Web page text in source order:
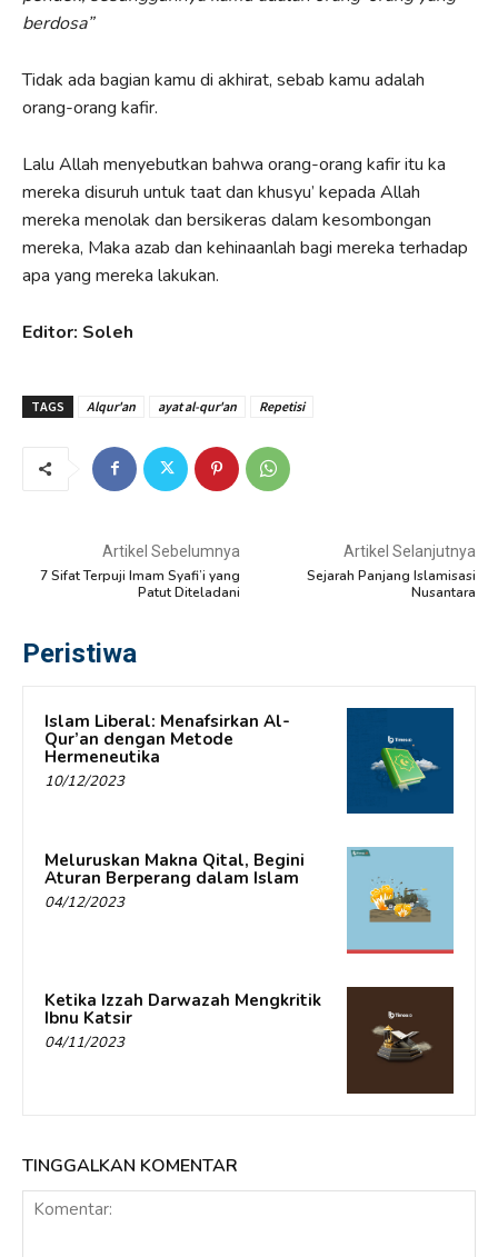
berdosa”
Tidak ada bagian kamu di akhirat, sebab kamu adalah
orang-orang kafir.
Lalu Allah menyebutkan bahwa orang-orang kafir itu ka
mereka disuruh untuk taat dan khusyu’ kepada Allah
mereka menolak dan bersikeras dalam kesombongan
mereka, Maka azab dan kehinaanlah bagi mereka terhadap
apa yang mereka lakukan.
Editor: Soleh
TAGS Alqur'an ayat al-qur'an Repetisi
Artikel Sebelumnya
7 Sifat Terpuji Imam Syafi’i yang
Patut Diteladani
Artikel Selanjutnya
Sejarah Panjang Islamisasi
Nusantara
Peristiwa
Islam Liberal: Menafsirkan Al-
Qur’an dengan Metode
Hermeneutika
10/12/2023
Meluruskan Makna Qital, Begini
Aturan Berperang dalam Islam
04/12/2023
Ketika Izzah Darwazah Mengkritik
Ibnu Katsir
04/11/2023
TINGGALKAN KOMENTAR